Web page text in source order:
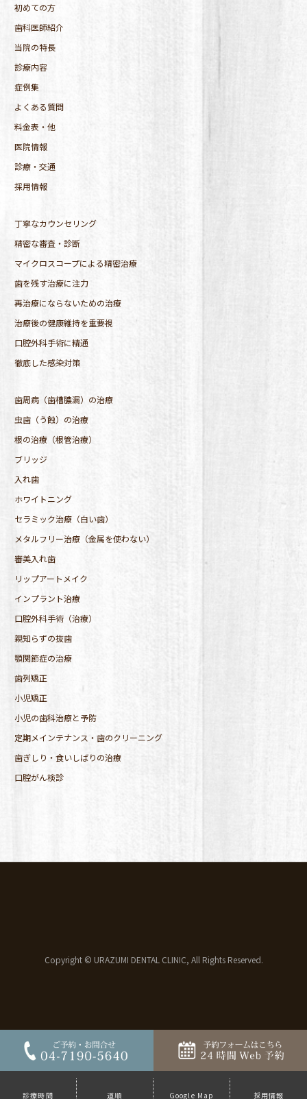
初めての方
歯科医師紹介
当院の特長
診療内容
症例集
よくある質問
料金表・他
医院情報
診療・交通
採用情報
丁寧なカウンセリング
精密な審査・診断
マイクロスコープによる精密治療
歯を残す治療に注力
再治療にならないための治療
治療後の健康維持を重要視
口腔外科手術に精通
徹底した感染対策
歯周病（歯槽膿漏）の治療
虫歯（う蝕）の治療
根の治療（根管治療）
ブリッジ
入れ歯
ホワイトニング
セラミック治療（白い歯）
メタルフリー治療（金属を使わない）
審美入れ歯
リップアートメイク
インプラント治療
口腔外科手術（治療）
親知らずの抜歯
顎関節症の治療
歯列矯正
小児矯正
小児の歯科治療と予防
定期メインテナンス・歯のクリーニング
歯ぎしり・食いしばりの治療
口腔がん検診
Copyright © URAZUMI DENTAL CLINIC, All Rights Reserved.
診療時間 道順 Google Map 採用情報